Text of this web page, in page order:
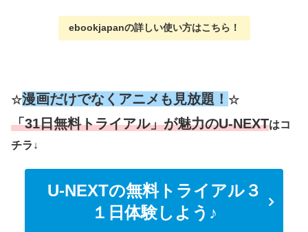
ebookjapanの詳しい使い方はこちら ！
☆漫画だけでなくアニメも見放題！ ☆
「31日無料トライアル」が魅力のU-NEXTはコ
チラ↓
U-NEXTの無料トライアル３
１日体験しよう♪